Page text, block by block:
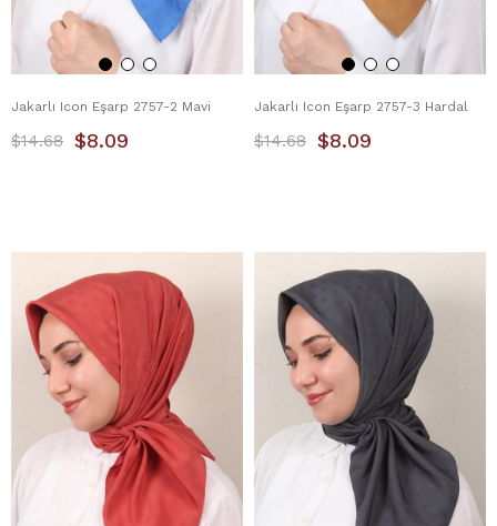
Jakarlı Icon Eşarp 2757-2 Mavi
$8.09
$14.68
Jakarlı Icon Eşarp 2757-3 Hardal
$8.09
$14.68